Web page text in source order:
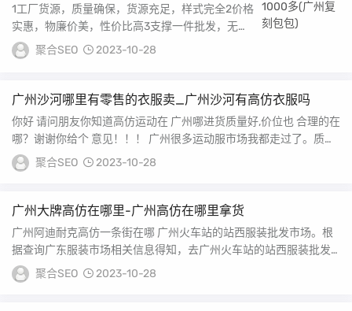
1工厂货源，质量确保，货源充足，样式完全2价格
实惠，物廉价美，性价比高3支撑一件批发，无需
囤货4自在退换，售后无忧，优质的售后服务主营
一...
聚合SEO 2023-10-28
广州沙河哪里有零售的衣服卖_广州沙河有高仿衣服吗
你好 请问朋友你知道高仿运动在 广州哪进货质量好,价位也 合理的在
哪？谢谢你给个 意见！！！ 广州很多运动服市场我都走过了。质量
最好的是...
聚合SEO 2023-10-28
广州大牌高仿在哪里-广州高仿在哪里拿货
广州阿迪耐克高仿一条街在哪 广州火车站的站西服装批发市场。根
据查询广东服装市场相关信息得知，去广州火车站的站西服装批发
市场能找到广东高仿...
聚合SEO 2023-10-28